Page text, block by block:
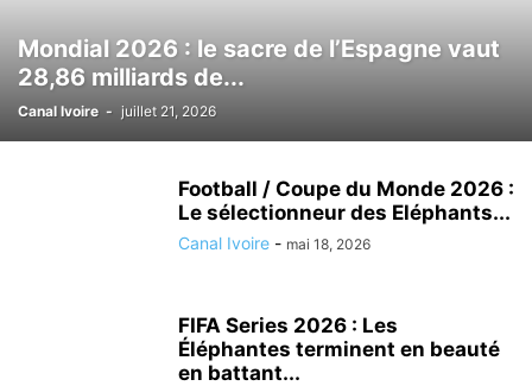
Mondial 2026 : le sacre de l’Espagne vaut
28,86 milliards de...
Canal Ivoire - juillet 21, 2026
Football / Coupe du Monde 2026 :
Le sélectionneur des Eléphants...
Canal Ivoire - mai 18, 2026
FIFA Series 2026 : Les
Éléphantes terminent en beauté
en battant...